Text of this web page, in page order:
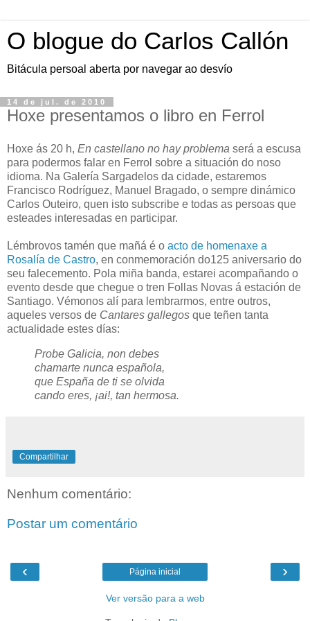
O blogue do Carlos Callón
Bitácula persoal aberta por navegar ao desvío
14 de jul. de 2010
Hoxe presentamos o libro en Ferrol
Hoxe ás 20 h, En castellano no hay problema será a escusa
para podermos falar en Ferrol sobre a situación do noso
idioma. Na Galería Sargadelos da cidade, estaremos
Francisco Rodríguez, Manuel Bragado, o sempre dinámico
Carlos Outeiro, quen isto subscribe e todas as persoas que
esteades interesadas en participar.
Lémbrovos tamén que mañá é o acto de homenaxe a
Rosalía de Castro, en conmemoración do125 aniversario do
seu falecemento. Pola miña banda, estarei acompañando o
evento desde que chegue o tren Follas Novas á estación de
Santiago. Vémonos alí para lembrarmos, entre outros,
aqueles versos de Cantares gallegos que teñen tanta
actualidade estes días:
Probe Galicia, non debes
chamarte nunca española,
que España de ti se olvida
cando eres, ¡ai!, tan hermosa.
Compartilhar
Nenhum comentário:
Postar um comentário
‹ ›
Página inicial
Ver versão para a web